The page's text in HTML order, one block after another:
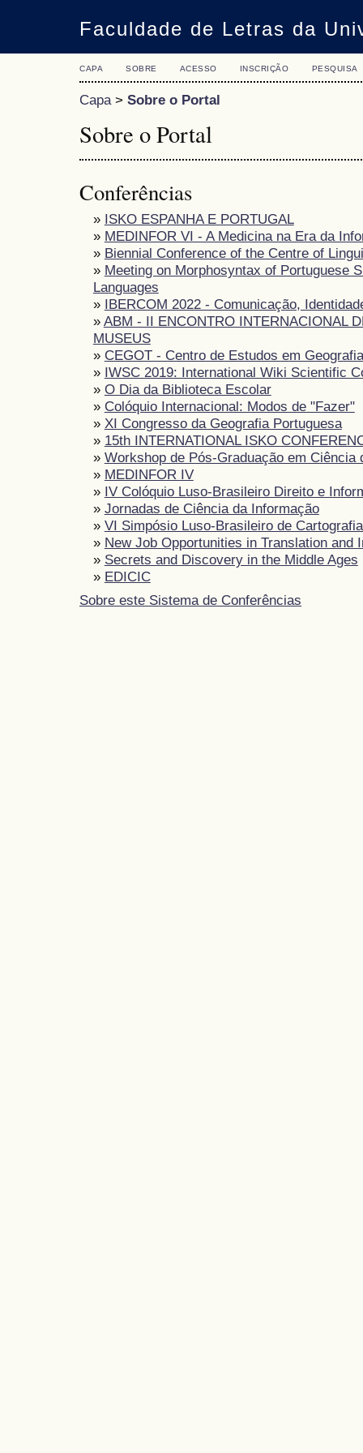
Faculdade de Letras da
CAPA SOBRE ACESSO INSCRIÇÃO PESQUISA
Capa> Sobre o Portal
Sobre o Portal
Conferências
» ISKO ESPANHA E PORTUGAL
» MEDINFOR VI - A Medicina na Era da
» Biennial Conference of the Centre of
» Meeting on Morphosyntax of Portuguese
Languages
» IBERCOM 2022 - Comunicação,
» ABM - II ENCONTRO INTERNACIONAL
MUSEUS
» CEGOT - Centro de Estudos em
» IWSC 2019: International Wiki Scientific
» O Dia da Biblioteca Escolar
» Colóquio Internacional: Modos de "Fazer"
» XI Congresso da Geografia Portuguesa
» 15th INTERNATIONAL ISKO
» Workshop de Pós-Graduação em Ciência
» MEDINFOR IV
» IV Colóquio Luso-Brasileiro Direito e
» Jornadas de Ciência da Informação
» VI Simpósio Luso-Brasileiro de
» New Job Opportunities in Translation and
» Secrets and Discovery in the Middle Ages
» EDICIC
Sobre este Sistema de Conferências